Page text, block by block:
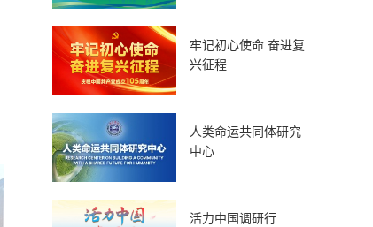
牢记初心使命 奋进复
兴征程
人类命运共同体研究
中心
活力中国调研行